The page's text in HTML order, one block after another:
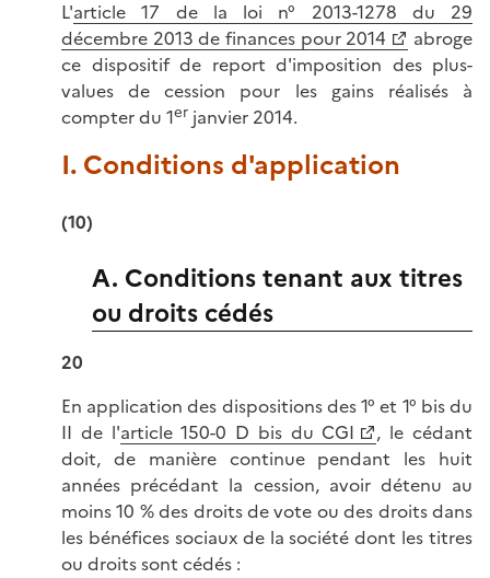
L'article 17 de la loi n° 2013-1278 du 29
décembre 2013 de finances pour 2014
abroge
ce dispositif de report d'imposition des plus-
values de cession pour les gains réalisés à
compter du 1er janvier 2014.
I. Conditions d'application
(10)
A. Conditions tenant aux titres
ou droits cédés
20
En application des dispositions des 1° et 1° bis du
II de l'article 150-0 D bis du CGI
, le cédant
doit, de manière continue pendant les huit
années précédant la cession, avoir détenu au
moins 10 % des droits de vote ou des droits dans
les bénéfices sociaux de la société dont les titres
ou droits sont cédés :